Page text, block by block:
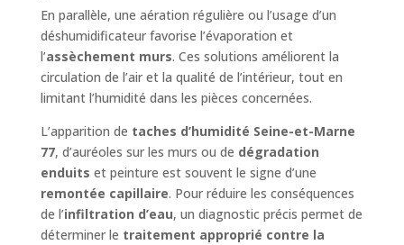
En parallèle, une aération régulière ou l’usage d’un
déshumidificateur favorise l’évaporation et
l’assèchement murs. Ces solutions améliorent la
circulation de l’air et la qualité de l’intérieur, tout en
limitant l’humidité dans les pièces concernées.
L’apparition de taches d’humidité Seine-et-Marne
77, d’auréoles sur les murs ou de dégradation
enduits et peinture est souvent le signe d’une
remontée capillaire. Pour réduire les conséquences
de l’infiltration d’eau, un diagnostic précis permet de
déterminer le traitement approprié contre la